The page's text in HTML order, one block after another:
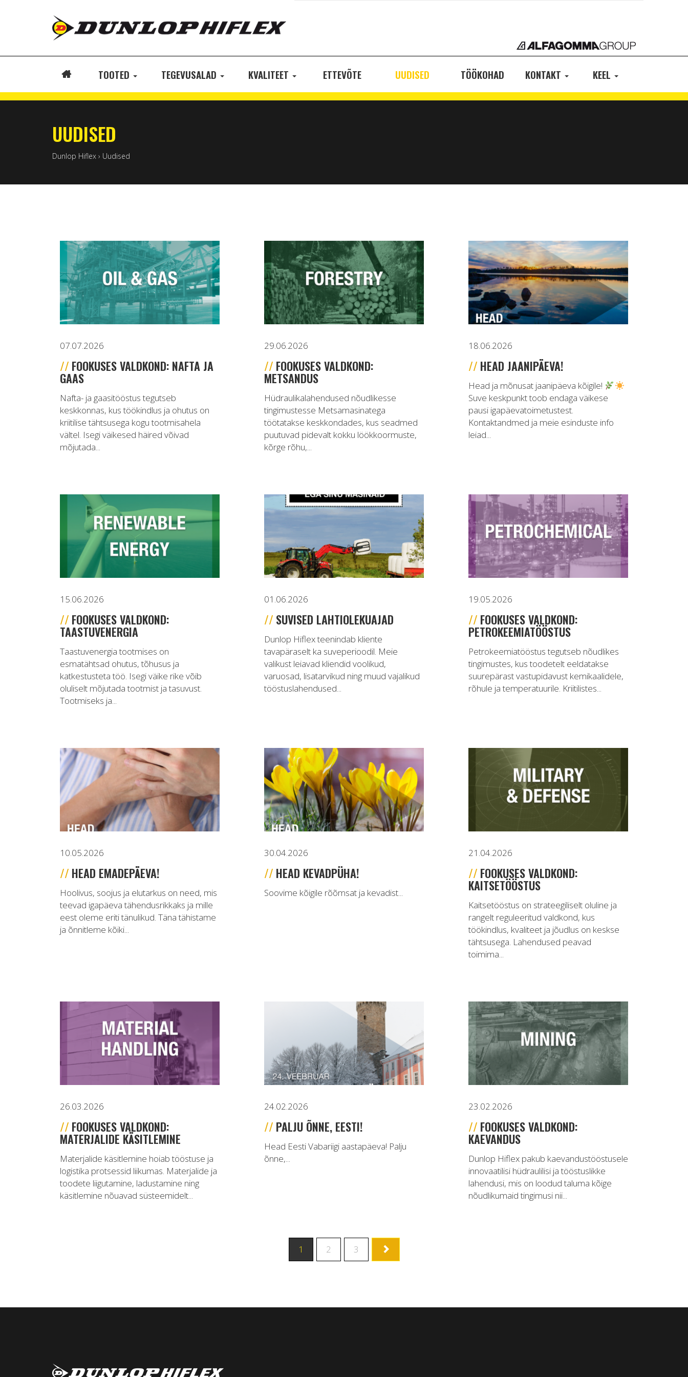
TOOTED TEGEVUSALAD KVALITEET ETTEVÕTE UUDISED TÖÖKOHAD KONTAKT KEEL
UUDISED
Dunlop Hiflex › Uudised
07.07.2026
FOOKUSES VALDKOND: NAFTA JA
GAAS
Nafta- ja gaasitööstus tegutseb
keskkonnas, kus töökindlus ja ohutus on
kriitilise tähtsusega kogu tootmisahela
vältel. Isegi väikesed häired võivad
mõjutada...
29.06.2026
FOOKUSES VALDKOND:
METSANDUS
Hüdraulikalahendused nõudlikesse
tingimustesse Metsamasinatega
töötatakse keskkondades, kus seadmed
puutuvad pidevalt kokku löökkoormuste,
kõrge rõhu,...
18.06.2026
HEAD JAANIPÄEVA!
Head ja mõnusat jaanipäeva kõigile!
Suve keskpunkt toob endaga väikese
pausi igapäevatoimetustest.
Kontaktandmed ja meie esinduste info
leiad...
15.06.2026
FOOKUSES VALDKOND:
TAASTUVENERGIA
Taastuvenergia tootmises on
esmatähtsad ohutus, tõhusus ja
katkestusteta töö. Isegi väike rike võib
oluliselt mõjutada tootmist ja tasuvust.
Tootmiseks ja...
01.06.2026
SUVISED LAHTIOLEKUAJAD
Dunlop Hiflex teenindab kliente
tavapäraselt ka suveperioodil. Meie
valikust leiavad kliendid voolikud,
varuosad, lisatarvikud ning muud vajalikud
tööstuslahendused...
19.05.2026
FOOKUSES VALDKOND:
PETROKEEMIATÖÖSTUS
Petrokeemiatööstus tegutseb nõudlikes
tingimustes, kus toodetelt eeldatakse
suurepärast vastupidavust kemikaalidele,
rõhule ja temperatuurile. Kriitilistes...
10.05.2026
HEAD EMADEPÄEVA!
Hoolivus, soojus ja elutarkus on need, mis
teevad igapäeva tähendusrikkaks ja mille
eest oleme eriti tänulikud. Täna tähistame
ja õnnitleme kõiki...
30.04.2026
HEAD KEVADPÜHA!
Soovime kõigile rõõmsat ja kevadist...
21.04.2026
FOOKUSES VALDKOND:
KAITSETÖÖSTUS
Kaitsetööstus on strateegiliselt oluline ja
rangelt reguleeritud valdkond, kus
töökindlus, kvaliteet ja jõudlus on keskse
tähtsusega. Lahendused peavad
toimima...
26.03.2026
FOOKUSES VALDKOND:
MATERJALIDE KÄSITLEMINE
Materjalide käsitlemine hoiab tööstuse ja
logistika protsessid liikumas. Materjalide ja
toodete liigutamine, ladustamine ning
käsitlemine nõuavad süsteemidelt...
24.02.2026
PALJU ÕNNE, EESTI!
Head Eesti Vabariigi aastapäeva! Palju
õnne,...
23.02.2026
FOOKUSES VALDKOND:
KAEVANDUS
Dunlop Hiflex pakub kaevandustööstusele
innovaatilisi hüdraulilisi ja tööstuslikke
lahendusi, mis on loodud taluma kõige
nõudlikumaid tingimusi nii...
1 2 3